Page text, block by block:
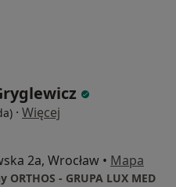
· Więcej
2a, Wrocław • Mapa
- GRUPA LUX MED